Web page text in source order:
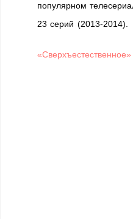
популярном
23 серий (2013-2014).